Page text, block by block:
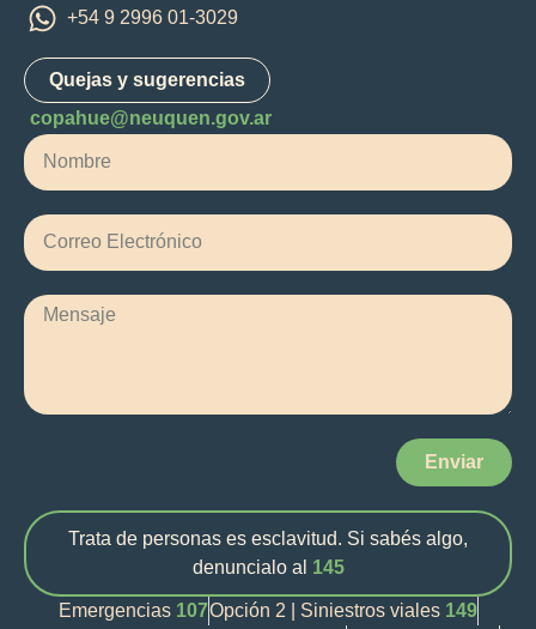
+54 9 2996 01-3029
Quejas y sugerencias
copahue@neuquen.gov.ar
Enviar
Trata de personas es esclavitud. Si sabés algo,
denuncialo al 145
Emergencias 107Opción 2 | Siniestros viales 149